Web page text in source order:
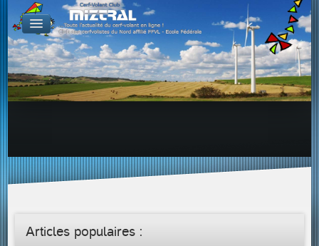
De par le monde
GALERIES
Galerie Photo
Galerie KAP
Galerie Vidéo
Proposer un lien sur votre site Web
Proposer un nouveau lien !
Articles populaires :